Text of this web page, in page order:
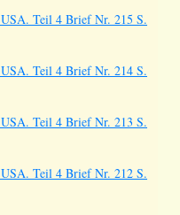
Teil 4 Brief Nr. 215 S.
Teil 4 Brief Nr. 214 S.
Teil 4 Brief Nr. 213 S.
Teil 4 Brief Nr. 212 S.